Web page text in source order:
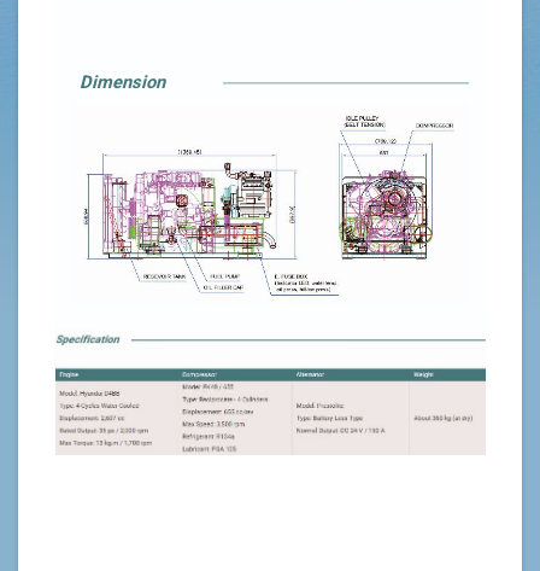
Dimension